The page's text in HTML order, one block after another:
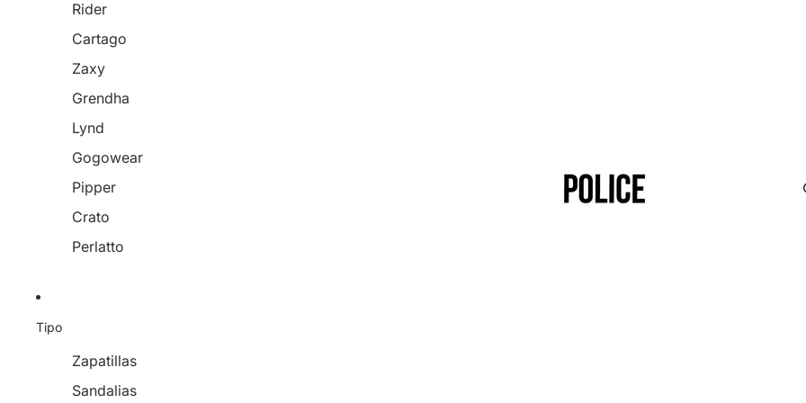
Rider
Cartago
Zaxy
Grendha
Lynd
Gogowear
Pipper
Crato
Perlatto
Tipo
Zapatillas
Sandalias